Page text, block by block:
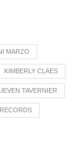
MARZO
KIMBERLY CLAES
TAVERNIER